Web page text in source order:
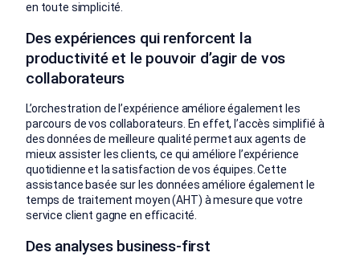
en toute simplicité.
Des expériences qui renforcent la
productivité et le pouvoir d’agir de vos
collaborateurs
L’orchestration de l’expérience améliore également les
parcours de vos collaborateurs. En effet, l’accès simplifié à
des données de meilleure qualité permet aux agents de
mieux assister les clients, ce qui améliore l’expérience
quotidienne et la satisfaction de vos équipes. Cette
assistance basée sur les données améliore également le
temps de traitement moyen (AHT) à mesure que votre
service client gagne en efficacité.
Des analyses business-first